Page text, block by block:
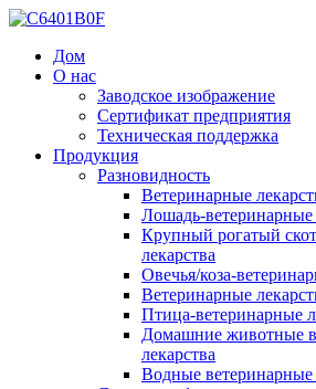
Дом
О нас
Заводское изображение
Сертификат предприятия
Техническая поддержка
Продукция
Разновидность
Ветеринарные
Лошадь-ветеринарные
Крупный рогатый
лекарства
Овечья/коза-
Ветеринарные
Птица-ветеринарные
Домашние животные
лекарства
Водные ветеринарные